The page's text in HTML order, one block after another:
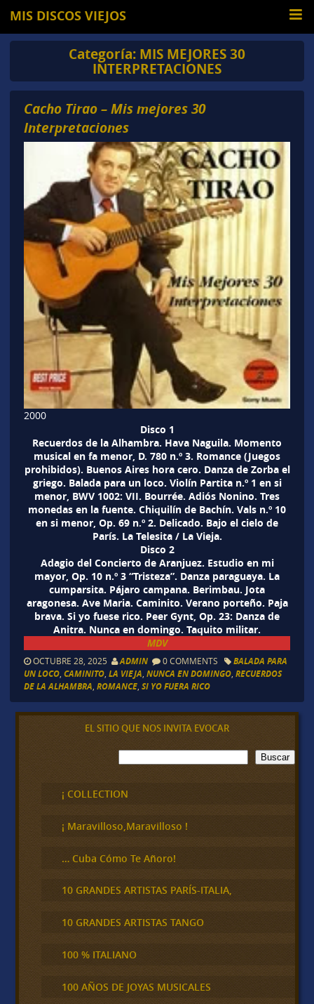
MIS DISCOS VIEJOS
Categoría: MIS MEJORES 30
INTERPRETACIONES
Cacho Tirao – Mis mejores 30
Interpretaciones
2000
Disco 1
Recuerdos de la Alhambra. Hava Naguila. Momento
musical en fa menor, D. 780 n.º 3. Romance (Juegos
prohibidos). Buenos Aires hora cero. Danza de Zorba el
griego. Balada para un loco. Violín Partita n.º 1 en si
menor, BWV 1002: VII. Bourrée. Adiós Nonino. Tres
monedas en la fuente. Chiquilín de Bachín. Vals n.º 10
en si menor, Op. 69 n.º 2. Delicado. Bajo el cielo de
París. La Telesita / La Vieja.
Disco 2
Adagio del Concierto de Aranjuez. Estudio en mi
mayor, Op. 10 n.º 3 “Tristeza”. Danza paraguaya. La
cumparsita. Pájaro campana. Berimbau. Jota
aragonesa. Ave Maria. Caminito. Verano porteño. Paja
brava. Si yo fuese rico. Peer Gynt, Op. 23: Danza de
Anitra. Nunca en domingo. Taquito militar.
MDV
OCTUBRE 28, 2025 ADMIN 0 COMMENTS
BALADA PARA
UN LOCO, CAMINITO, LA VIEJA, NUNCA EN DOMINGO, RECUERDOS
DE LA ALHAMBRA, ROMANCE, SI YO FUERA RICO
EL SITIO QUE NOS INVITA EVOCAR
B
u
c
a
Buscar
¡ COLLECTION
¡ Maravilloso,Maravilloso !
… Cuba Cómo Te Añoro!
10 GRANDES ARTISTAS PARÍS-ITALIA,
10 GRANDES ARTISTAS TANGO
100 % ITALIANO
100 AÑOS DE JOYAS MUSICALES